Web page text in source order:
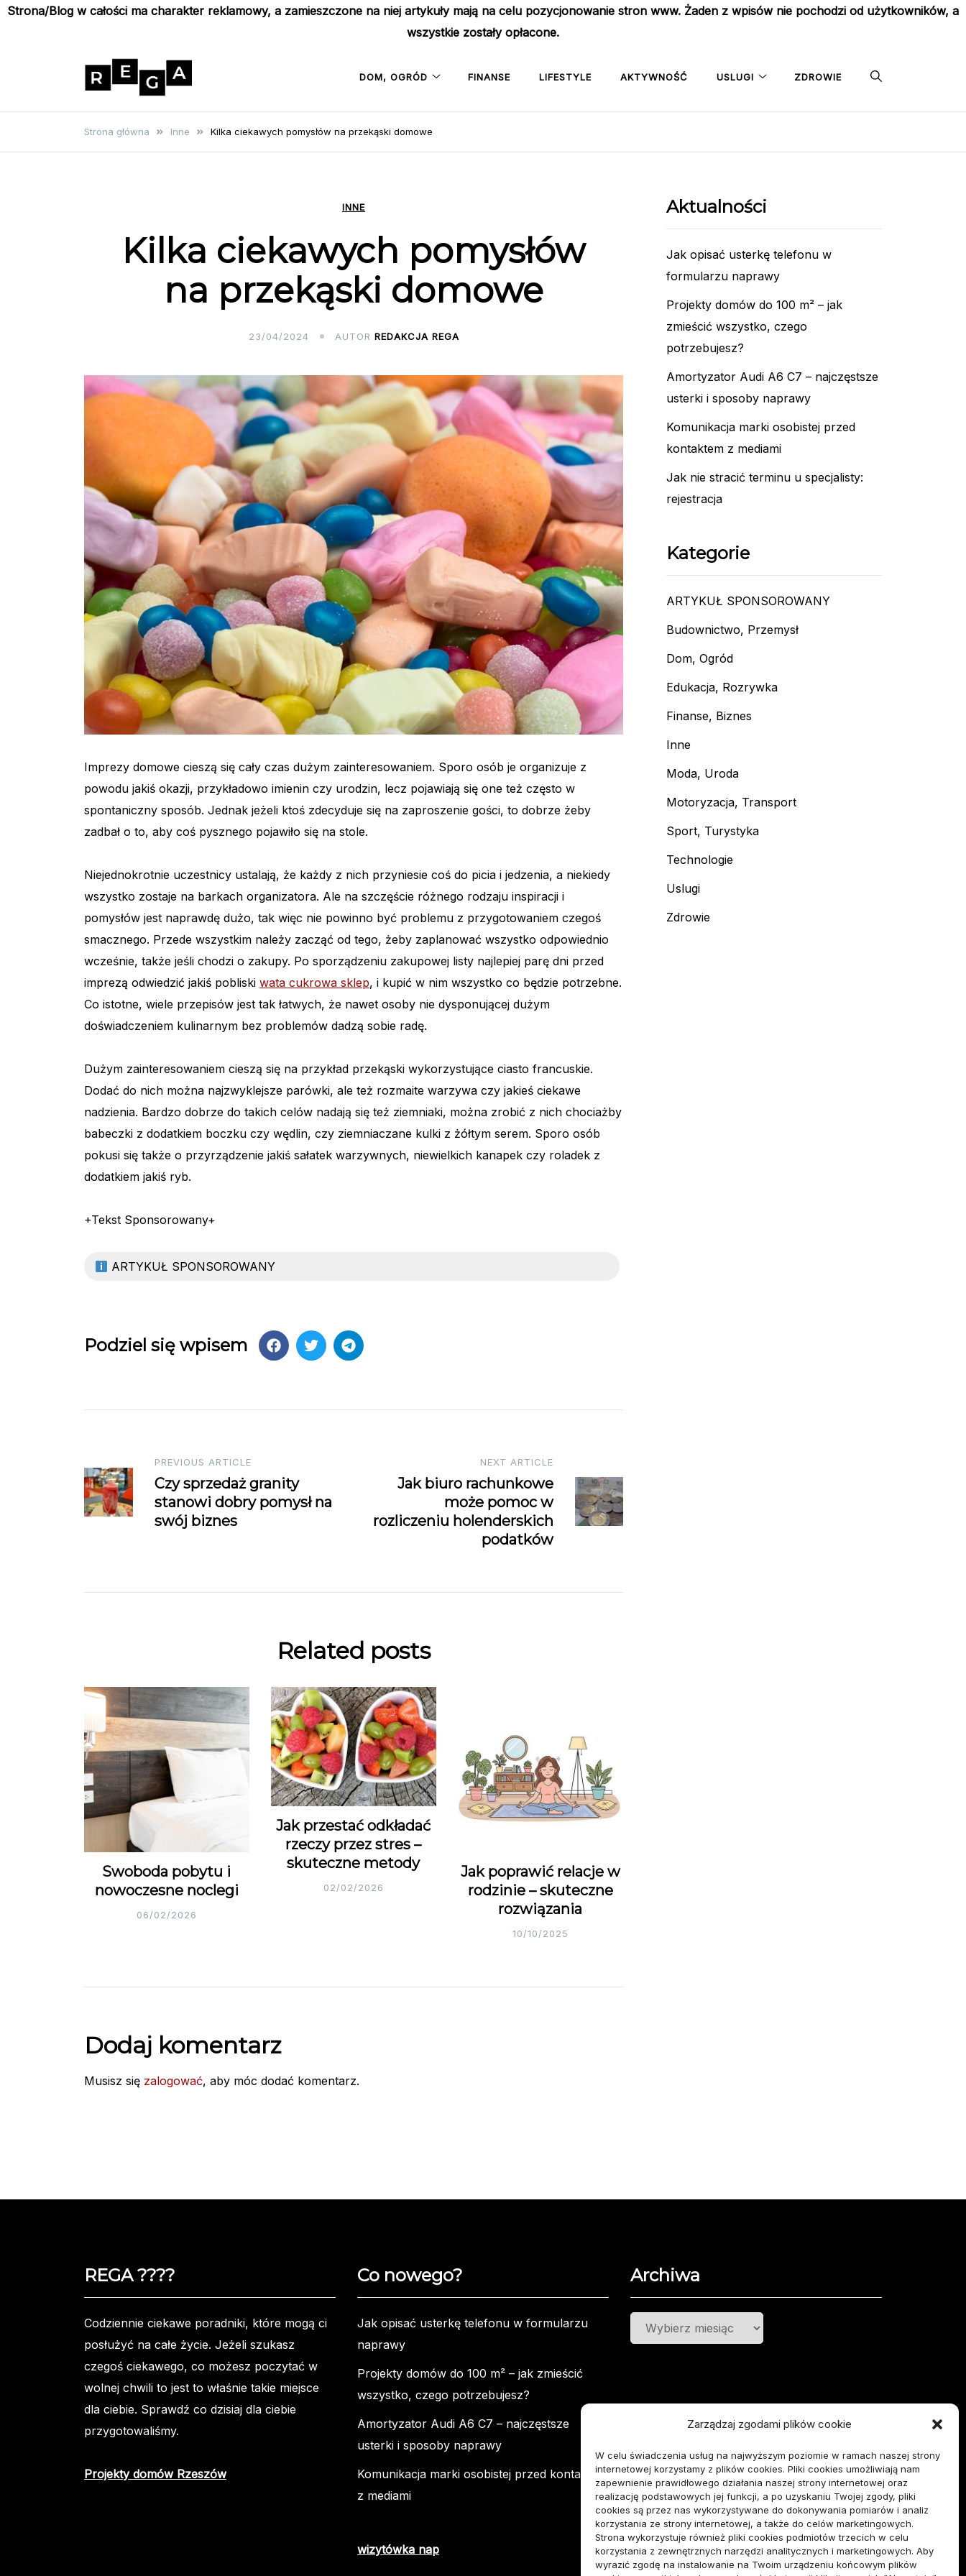
Zarządzaj zgodami plików cookie
W celu świadczenia usług na najwyższym poziomie w ramach naszej strony
internetowej korzystamy z plików cookies. Pliki cookies umożliwiają nam
zapewnienie prawidłowego działania naszej strony internetowej oraz
realizację podstawowych jej funkcji, a po uzyskaniu Twojej zgody, pliki
cookies są przez nas wykorzystywane do dokonywania pomiarów i analiz
korzystania ze strony internetowej, a także do celów marketingowych.
Strona wykorzystuje również pliki cookies podmiotów trzecich w celu
korzystania z zewnętrznych narzędzi analitycznych i marketingowych. Aby
wyrazić zgodę na instalowanie na Twoim urządzeniu końcowym plików
Strona/Blog w całości ma charakter reklamowy, a zamieszczone na niej artykuły mają na celu pozycjonowanie stron www. Żaden z wpisów nie pochodzi od użytkowników, a
wszystkie zostały opłacone.
Rega
poradniki
DOM, OGRÓD FINANSE LIFESTYLE AKTYWNOŚĆ USLUGI ZDROWIE
Strona główna Inne Kilka ciekawych pomysłów na przekąski domowe
INNE
Kilka ciekawych pomysłów
na przekąski domowe
23/04/2024 AUTOR REDAKCJA REGA
Imprezy domowe cieszą się cały czas dużym zainteresowaniem. Sporo osób je organizuje z
powodu jakiś okazji, przykładowo imienin czy urodzin, lecz pojawiają się one też często w
spontaniczny sposób. Jednak jeżeli ktoś zdecyduje się na zaproszenie gości, to dobrze żeby
zadbał o to, aby coś pysznego pojawiło się na stole.
Niejednokrotnie uczestnicy ustalają, że każdy z nich przyniesie coś do picia i jedzenia, a niekiedy
wszystko zostaje na barkach organizatora. Ale na szczęście różnego rodzaju inspiracji i
pomysłów jest naprawdę dużo, tak więc nie powinno być problemu z przygotowaniem czegoś
smacznego. Przede wszystkim należy zacząć od tego, żeby zaplanować wszystko odpowiednio
wcześnie, także jeśli chodzi o zakupy. Po sporządzeniu zakupowej listy najlepiej parę dni przed
imprezą odwiedzić jakiś pobliski wata cukrowa sklep, i kupić w nim wszystko co będzie potrzebne.
Co istotne, wiele przepisów jest tak łatwych, że nawet osoby nie dysponującej dużym
doświadczeniem kulinarnym bez problemów dadzą sobie radę.
Dużym zainteresowaniem cieszą się na przykład przekąski wykorzystujące ciasto francuskie.
Dodać do nich można najzwyklejsze parówki, ale też rozmaite warzywa czy jakieś ciekawe
nadzienia. Bardzo dobrze do takich celów nadają się też ziemniaki, można zrobić z nich chociażby
babeczki z dodatkiem boczku czy wędlin, czy ziemniaczane kulki z żółtym serem. Sporo osób
pokusi się także o przyrządzenie jakiś sałatek warzywnych, niewielkich kanapek czy roladek z
dodatkiem jakiś ryb.
+Tekst Sponsorowany+
ARTYKUŁ SPONSOROWANY
Podziel się wpisem
Post
navigation
PREVIOUS ARTICLE
Czy sprzedaż granity
stanowi dobry pomysł na
swój biznes
NEXT ARTICLE
Jak biuro rachunkowe
może pomoc w
rozliczeniu holenderskich
podatków
Related posts
Swoboda pobytu i
nowoczesne noclegi
06/02/2026
Jak przestać odkładać
rzeczy przez stres –
skuteczne metody
02/02/2026
Jak poprawić relacje w
rodzinie – skuteczne
rozwiązania
10/10/2025
Dodaj komentarz
Musisz się zalogować, aby móc dodać komentarz.
Aktualności
Jak opisać usterkę telefonu w
formularzu naprawy
Projekty domów do 100 m² – jak
zmieścić wszystko, czego
potrzebujesz?
Amortyzator Audi A6 C7 – najczęstsze
usterki i sposoby naprawy
Komunikacja marki osobistej przed
kontaktem z mediami
Jak nie stracić terminu u specjalisty:
rejestracja
Kategorie
ARTYKUŁ SPONSOROWANY
Budownictwo, Przemysł
Dom, Ogród
Edukacja, Rozrywka
Finanse, Biznes
Inne
Moda, Uroda
Motoryzacja, Transport
Sport, Turystyka
Technologie
Uslugi
Zdrowie
REGA ????️
Codziennie ciekawe poradniki, które mogą ci
posłużyć na całe życie. Jeżeli szukasz
czegoś ciekawego, co możesz poczytać w
wolnej chwili to jest to właśnie takie miejsce
dla ciebie. Sprawdź co dzisiaj dla ciebie
przygotowaliśmy.
Projekty domów Rzeszów
Co nowego?
Jak opisać usterkę telefonu w formularzu
naprawy
Projekty domów do 100 m² – jak zmieścić
wszystko, czego potrzebujesz?
Amortyzator Audi A6 C7 – najczęstsze
usterki i sposoby naprawy
Komunikacja marki osobistej przed kontaktem
z mediami
wizytówka nap
Archiwa
Archiwa